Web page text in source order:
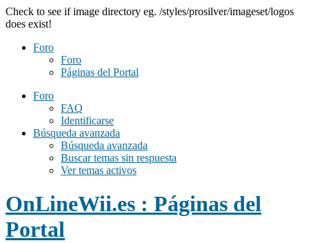
Check to see if image directory eg. /styles/prosilver/imageset/logos
does exist!
Foro
Foro
Páginas del Portal
Foro
FAQ
Identificarse
Búsqueda avanzada
Búsqueda avanzada
Buscar temas sin respuesta
Ver temas activos
OnLineWii.es : Páginas del
Portal